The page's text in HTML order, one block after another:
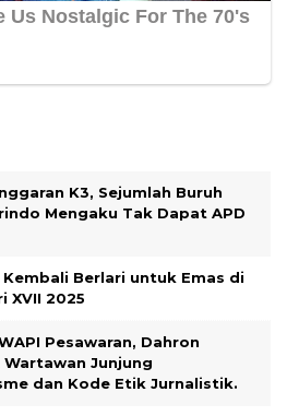
K3, Sejumlah Buruh
Mengaku Tak Dapat APD
Berlari untuk Emas di
XVII 2025
Pesawaran, Dahron
Wartawan Junjung
dan Kode Etik Jurnalistik.